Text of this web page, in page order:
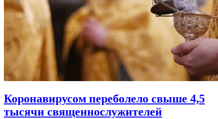
Коронавирусом переболело свыше 4,5
тысячи священнослужителей